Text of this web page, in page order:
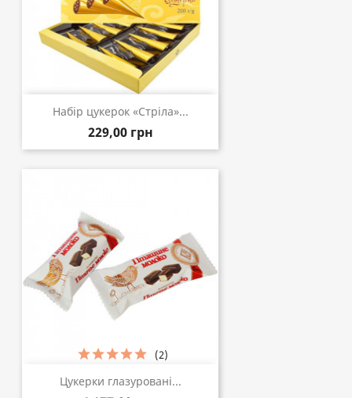
Набір цукерок «Стріла»...
229,00 грн
Цукерки глазуровані...
(2)